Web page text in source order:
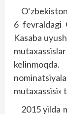
6 fevraldagi
Kasaba
mutaxassisi»
2015 yilda